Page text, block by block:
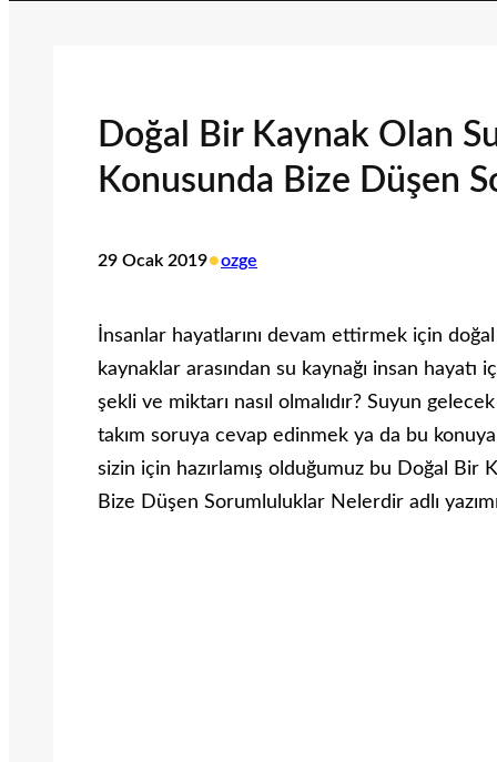
Doğal Bir Kaynak Olan
Konusunda Bize Düşen
29 Ocak 2019•ozge
İnsanlar hayatlarını devam ettirmek için
kaynaklar arasından su kaynağı insan hayatı
şekli ve miktarı nasıl olmalıdır? Suyun
takım soruya cevap edinmek ya da bu
sizin için hazırlamış olduğumuz bu Doğal
Bize Düşen Sorumluluklar Nelerdir adlı